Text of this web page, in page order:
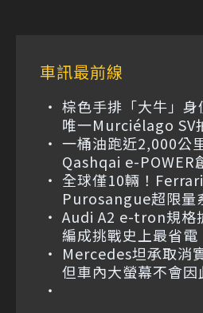
車訊最前線
棕色手排「大牛」
唯一Murciélago SV
一桶油跑近2,000公
Qashqai e-POWER
全球僅10輛！
Purosangue超限量
Audi A2 e-tron規格
編成挑戰史上最省電
Mercedes坦承取消
但車內大螢幕不會因